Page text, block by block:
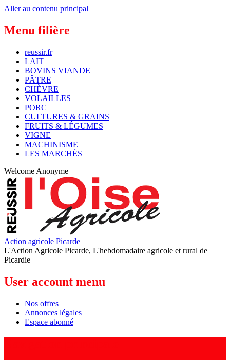
Aller au contenu principal
Menu filière
reussir.fr
LAIT
BOVINS VIANDE
PÂTRE
CHÈVRE
VOLAILLES
PORC
CULTURES & GRAINS
FRUITS & LÉGUMES
VIGNE
MACHINISME
LES MARCHÉS
Welcome Anonyme
Action agricole Picarde
L'Action Agricole Picarde, L'hebdomadaire agricole et rural de
Picardie
User account menu
Nos offres
Annonces légales
Espace abonné